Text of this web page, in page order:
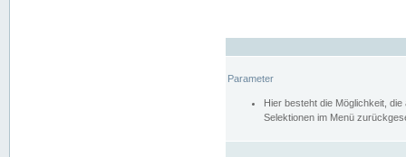
Parameter
Hier besteht die Möglichkeit,
Selektionen im Menü